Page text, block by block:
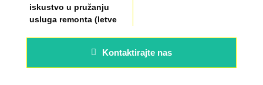
iskustvo u pružanju
usluga remonta (letve
Kontaktirajte nas